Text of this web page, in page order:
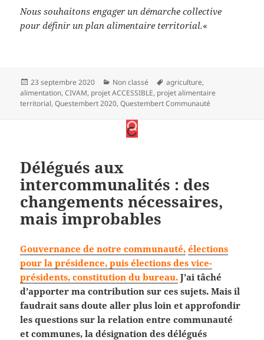
Nous souhaitons engager un démarche collective
pour définir un plan alimentaire territorial.«
Publié
le
23 septembre 2020 Catégories
Non classé
Mots-
clés
agriculture,
alimentation,CIVAM, projet ACCESSIBLE, projet alimentaire
territorial,Questembert 2020,Questembert Communauté
Délégués aux
intercommunalités : des
changements nécessaires,
mais improbables
Gouvernance de notre communauté, élections
pour la présidence, puis élections des vice-
présidents, constitution du bureau. J’ai tâché
d’apporter ma contribution sur ces sujets. Mais il
faudrait sans doute aller plus loin et approfondir
les questions sur la relation entre communauté
et communes, la désignation des délégués